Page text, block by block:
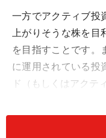
一方でアクティブ投
上がりそうな株を目
を目指すことです。
に運用されている投
ド（もしくはアクテ
インデックス投資を
ると、「志が低い！